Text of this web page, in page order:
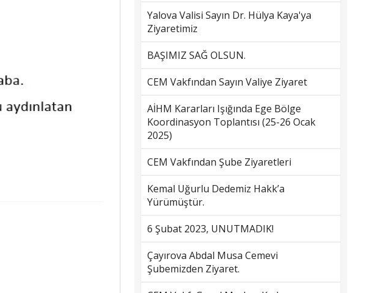
Yalova Valisi Sayın Dr. Hülya Kaya'ya
Ziyaretimiz
BAŞIMIZ SAĞ OLSUN.
CEM Vakfından Sayın Valiye Ziyaret
AİHM Kararları Işığında Ege Bölge
Koordinasyon Toplantısı (25-26 Ocak
2025)
CEM Vakfından Şube Ziyaretleri
Kemal Uğurlu Dedemiz Hakk’a
Yürümüştür.
6 Şubat 2023, UNUTMADIK!
Çayırova Abdal Musa Cemevi
Şubemizden Ziyaret.